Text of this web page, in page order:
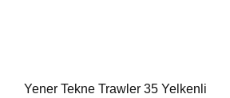
Yener Tekne Trawler 35 Yelkenli